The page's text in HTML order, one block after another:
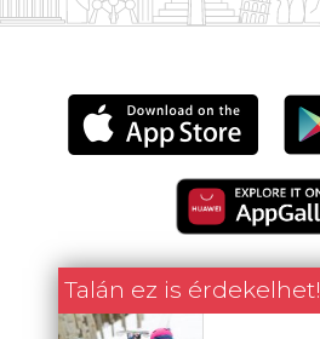
Talán ez is érdekelhet!